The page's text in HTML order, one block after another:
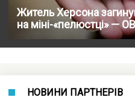
Житель Херсона
на міні-«пелюстці» —
НОВИНИ ПАРТНЕРІВ